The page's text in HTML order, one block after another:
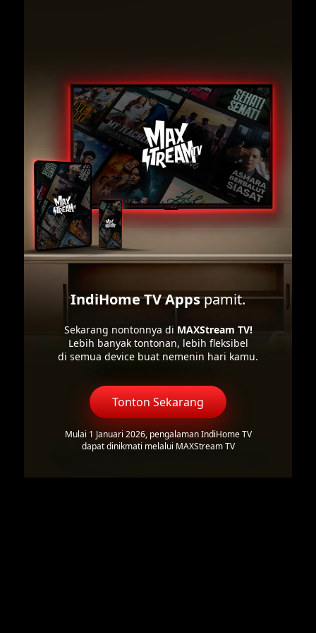
IndiHome TV Appspamit.
Sekarang nontonnya di MAXStream TV!
Lebih banyak tontonan, lebih fleksibel
di semua device buat nemenin hari kamu.
Tonton Sekarang
Mulai 1 Januari 2026, pengalaman IndiHome TV
dapat dinikmati melalui MAXStream TV